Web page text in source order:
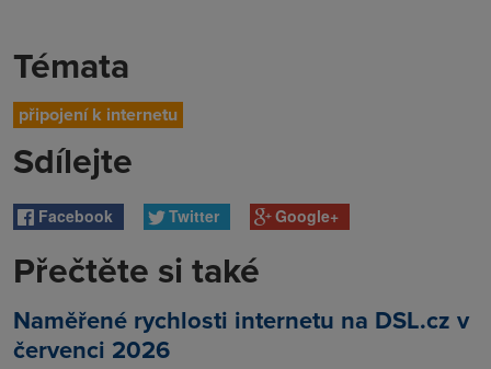
Témata
připojení k internetu
Sdílejte
Facebook Twitter Google+
Přečtěte si také
Naměřené rychlosti internetu na DSL.cz v
červenci 2026